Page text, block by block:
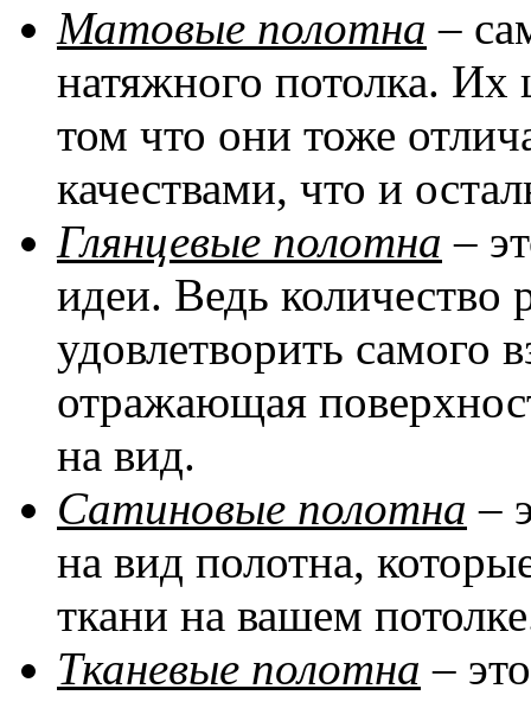
Матовые полотна –
натяжного потолка. Их
том что они тоже
качествами, что и
Глянцевые полотна –
идеи. Ведь количество
удовлетворить самого
отражающая
на вид.
Сатиновые полотна –
на вид полотна,
ткани на вашем
Тканевые полотна –